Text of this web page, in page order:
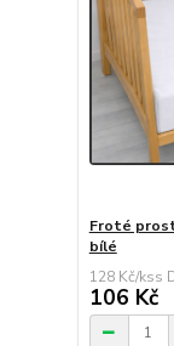
Froté
bílé
128 Kč/ks
106 Kč